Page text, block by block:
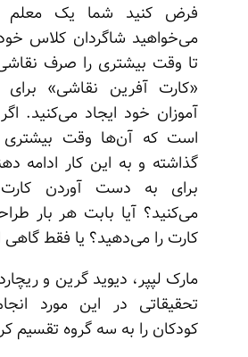
فرض کنید شما یک معلم
می‌خواهید شاگردان کلاس
تا وقت بیشتری را صرف
«کارت آفرین نقاشی»
آموزان خود ایجاد می‌کنید.
است که آن‌ها وقت بیشتری
گذاشته و به این کار ادامه
برای به دست آوردن
می‌کنید؟ آیا بابت هر بار
کارت را می‌دهید؟ یا فقط گاهی
تحقیقاتی در این مورد
کودکان را به سه گروه تقسیم